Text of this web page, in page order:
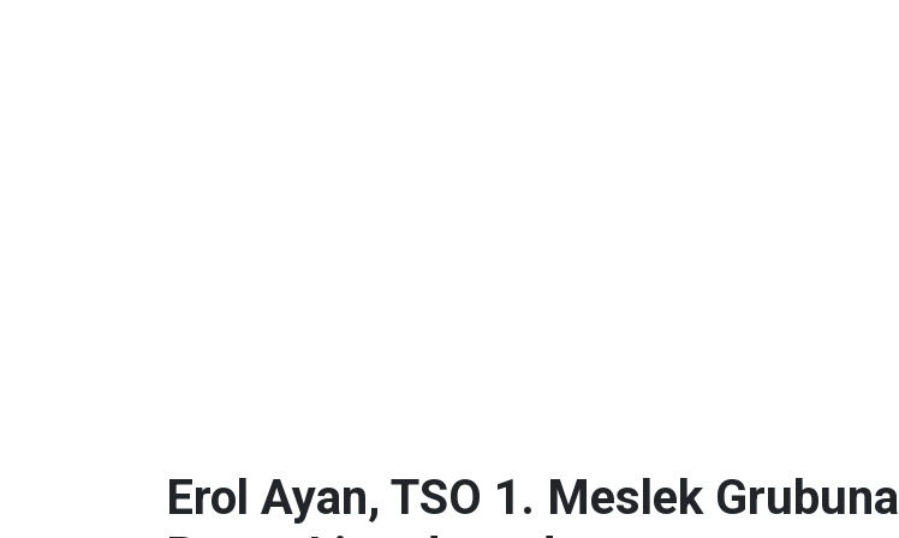
Erol Ayan, TSO 1. Meslek Grubuna